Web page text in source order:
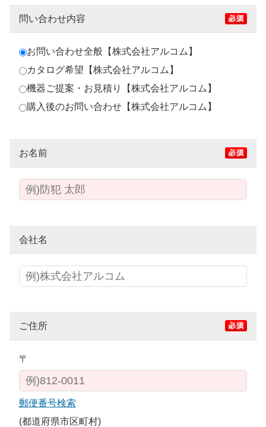
問い合わせ内容
お問い合わせ全般【株式会社アルコム】
カタログ希望【株式会社アルコム】
機器ご提案・お見積り【株式会社アルコム】
購入後のお問い合わせ【株式会社アルコム】
お名前
会社名
ご住所
〒
郵便番号検索
(都道府県市区町村)